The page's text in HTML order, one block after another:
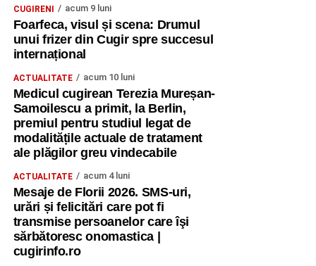
CUGIRENI acum 9 luni
Foarfeca, visul și scena: Drumul
unui frizer din Cugir spre succesul
internațional
ACTUALITATE acum 10 luni
Medicul cugirean Terezia Mureșan-
Samoilescu a primit, la Berlin,
premiul pentru studiul legat de
modalitățile actuale de tratament
ale plăgilor greu vindecabile
ACTUALITATE acum 4 luni
Mesaje de Florii 2026. SMS-uri,
urări și felicitări care pot fi
transmise persoanelor care îşi
sărbătoresc onomastica |
cugirinfo.ro